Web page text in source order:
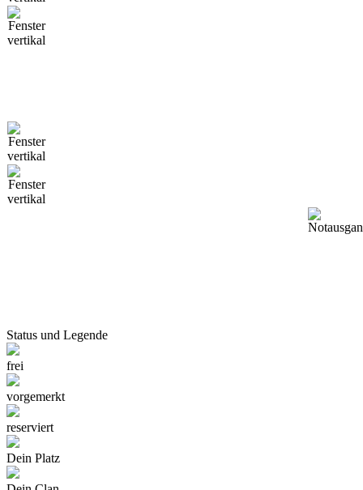
Status und Legende
frei
vorgemerkt
reserviert
Dein Platz